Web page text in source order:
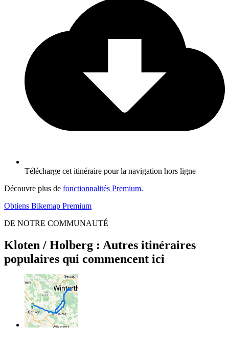
Télécharge cet itinéraire pour la navigation hors ligne
Découvre plus de fonctionnalités Premium.
Obtiens Bikemap Premium
DE NOTRE COMMUNAUTÉ
Kloten / Holberg : Autres itinéraires
populaires qui commencent ici